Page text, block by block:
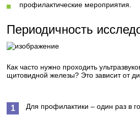
профилактические мероприятия.
Периодичность
Как часто нужно проходить
щитовидной железы? Это зависит от
Для профилактики – один раз в